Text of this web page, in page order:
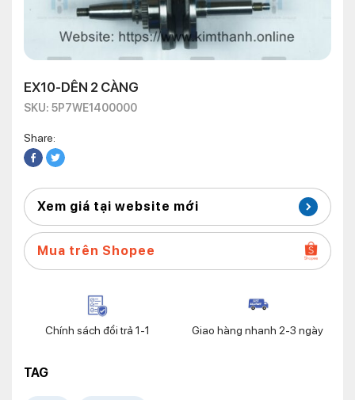
EX10-DÊN 2 CÀNG
SKU: 5P7WE1400000
Share:
Xem giá tại website mới
Mua trên Shopee
Chính sách đổi trả 1-1 Giao hàng nhanh 2-3 ngày
TAG